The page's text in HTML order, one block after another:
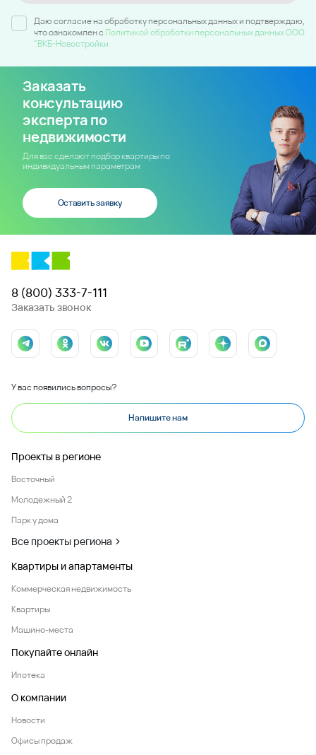
Даю согласие на обработку персональных данных и подтверждаю,
что ознакомлен c Политикой обработки персональных данных ООО
"ВКБ-Новостройки
Заказать
консультацию
эксперта по
недвижимости
Для вас сделают подбор квартиры по
индивидуальным параметрам
Оставить заявку
8 (800) 333-7-111
Заказать звонок
У вас появились вопросы?
Напишите нам
Проекты в регионе
Восточный
Молодежный 2
Парк у дома
Все проекты региона
Квартиры и апартаменты
Коммерческая недвижимость
Квартиры
Машино-места
Покупайте онлайн
Ипотека
О компании
Новости
Офисы продаж